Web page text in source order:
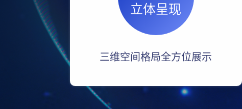
立体呈现
三维空间格局全方位展示